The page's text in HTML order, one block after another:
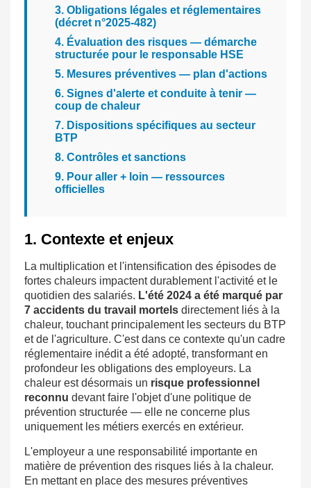
3. Obligations légales et réglementaires
(décret n°2025-482)
4. Évaluation des risques — démarche
structurée pour le responsable HSE
5. Mesures préventives — plan d'actions
6. Signes d'alerte et conduite à tenir —
coup de chaleur
7. Dispositions spécifiques au secteur
BTP
8. Contrôles et sanctions
9. Pour aller + loin — ressources
officielles
1. Contexte et enjeux
La multiplication et l'intensification des épisodes de
fortes chaleurs impactent durablement l'activité et le
quotidien des salariés. L'été 2024 a été marqué par
7 accidents du travail mortels directement liés à la
chaleur, touchant principalement les secteurs du BTP
et de l'agriculture. C'est dans ce contexte qu'un cadre
réglementaire inédit a été adopté, transformant en
profondeur les obligations des employeurs. La
chaleur est désormais un risque professionnel
reconnu devant faire l'objet d'une politique de
prévention structurée — elle ne concerne plus
uniquement les métiers exercés en extérieur.
L'employeur a une responsabilité importante en
matière de prévention des risques liés à la chaleur.
En mettant en place des mesures préventives